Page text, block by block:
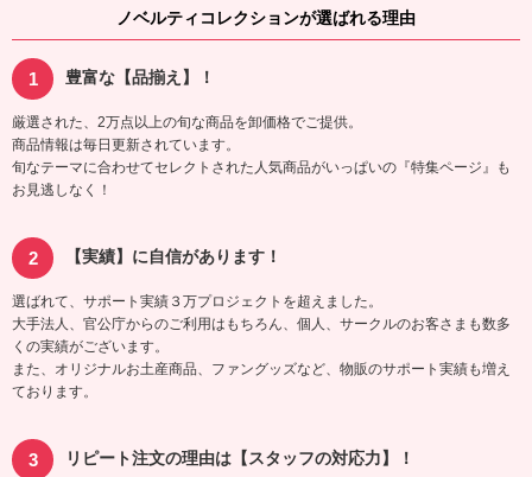
ノベルティコレクションが選ばれる理由
豊富な【品揃え】！
厳選された、2万点以上の旬な商品を卸価格でご提供。
商品情報は毎日更新されています。
旬なテーマに合わせてセレクトされた人気商品がいっぱいの『特集ページ』も
お見逃しなく！
【実績】に自信があります！
選ばれて、サポート実績３万プロジェクトを超えました。
大手法人、官公庁からのご利用はもちろん、個人、サークルのお客さまも数多
くの実績がございます。
また、オリジナルお土産商品、ファングッズなど、物販のサポート実績も増え
ております。
リピート注文の理由は【スタッフの対応力】！